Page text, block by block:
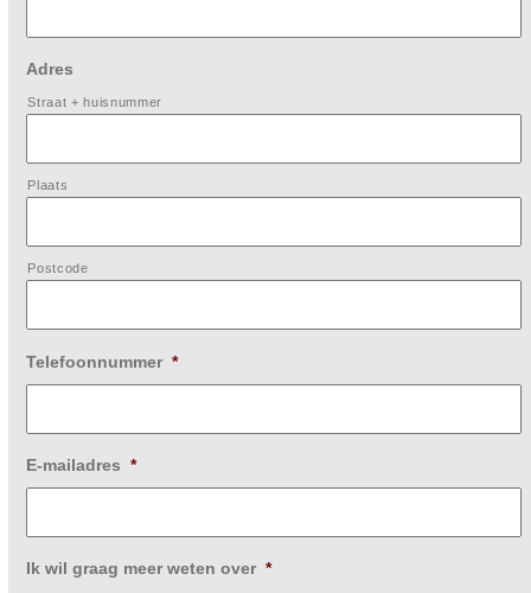
Adres
Straat + huisnummer
Plaats
Postcode
Telefoonnummer *
E-mailadres *
Ik wil graag meer weten over *